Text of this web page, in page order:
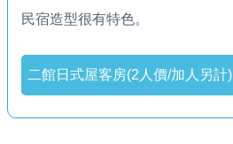
民宿造型很有特色。
二館日式屋客房(2人價/加人另計)